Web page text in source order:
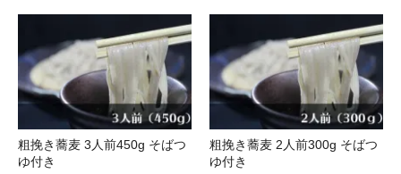
粗挽き蕎麦 3人前450g そばつ
ゆ付き
粗挽き蕎麦 2人前300g そばつ
ゆ付き